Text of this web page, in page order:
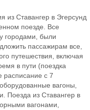
из Ставангер в Эгерсунд
поезде. Все
городами, были
пассажирам все,
путешествия, включая
в пути (поездка
расписание с 7
вагоны,
Поезда из Ставангер в
вагонами,